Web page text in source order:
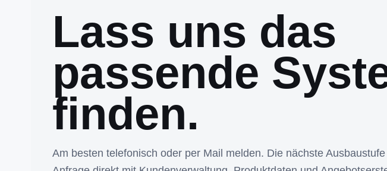
Lass uns das
passende
finden.
Am besten telefonisch oder per Mail melden. Die nächste